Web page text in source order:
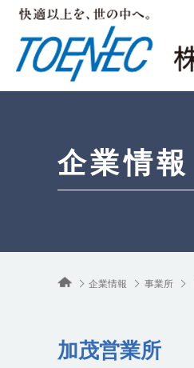
企業情報
企業情報 事業所
加茂営業所